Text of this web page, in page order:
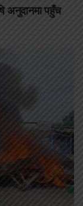
अनुदानमा पहुँच